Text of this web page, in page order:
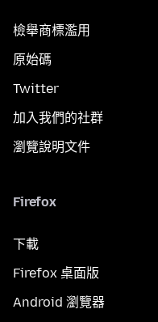
檢舉商標濫用
原始碼
Twitter
加入我們的社群
瀏覽說明文件
Firefox
下載
Firefox 桌面版
Android 瀏覽器